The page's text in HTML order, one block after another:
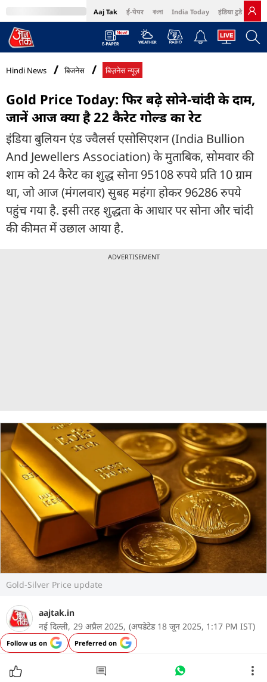
Aaj Tak ई-पेपर বাংলা India Today इंडिया टुडे हिंदी
MumbaiTak Cosmopolitan Harper's Bazaar Northeast
Hindi News बिजनेस बिज़नेस न्यूज़
Gold Price Today: फिर बढ़े सोने-चांदी के दाम,
जानें आज क्या है 22 कैरेट गोल्ड का रेट
इंडिया बुलियन एंड ज्वैलर्स एसोसिएशन (India Bullion
And Jewellers Association) के मुताबिक, सोमवार की
शाम को 24 कैरेट का शुद्ध सोना 95108 रुपये प्रति 10 ग्राम
था, जो आज (मंगलवार) सुबह महंगा होकर 96286 रुपये
पहुंच गया है. इसी तरह शुद्धता के आधार पर सोना और चांदी
की कीमत में उछाल आया है.
ADVERTISEMENT
Gold-Silver Price update
aajtak.in
नई दिल्ली, 29 अप्रैल 2025, (अपडेटेड 18 जून 2025, 1:17 PM IST)
Follow us on Preferred on